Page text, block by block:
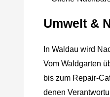
Umwelt &
In Waldau wird
Vom Waldgarten
bis zum Repair-
denen